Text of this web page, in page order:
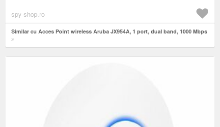
spy-shop.ro
Similar cu Acces Point wireless Aruba JX954A, 1 port, dual band, 1000 Mbps